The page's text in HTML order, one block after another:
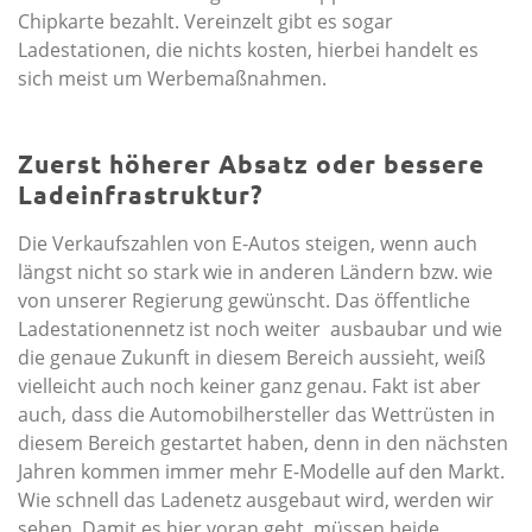
Chipkarte bezahlt. Vereinzelt gibt es sogar
Ladestationen, die nichts kosten, hierbei handelt es
sich meist um Werbemaßnahmen.
Zuerst höherer Absatz oder bessere
Ladeinfrastruktur?
Die Verkaufszahlen von E-Autos steigen, wenn auch
längst nicht so stark wie in anderen Ländern bzw. wie
von unserer Regierung gewünscht. Das öffentliche
Ladestationennetz ist noch weiter ausbaubar und wie
die genaue Zukunft in diesem Bereich aussieht, weiß
vielleicht auch noch keiner ganz genau. Fakt ist aber
auch, dass die Automobilhersteller das Wettrüsten in
diesem Bereich gestartet haben, denn in den nächsten
Jahren kommen immer mehr E-Modelle auf den Markt.
Wie schnell das Ladenetz ausgebaut wird, werden wir